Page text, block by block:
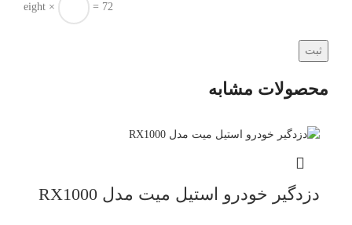
eight × = 72
محصولات مشابه
دزدگیر خودرو استیل میت مدل RX1000